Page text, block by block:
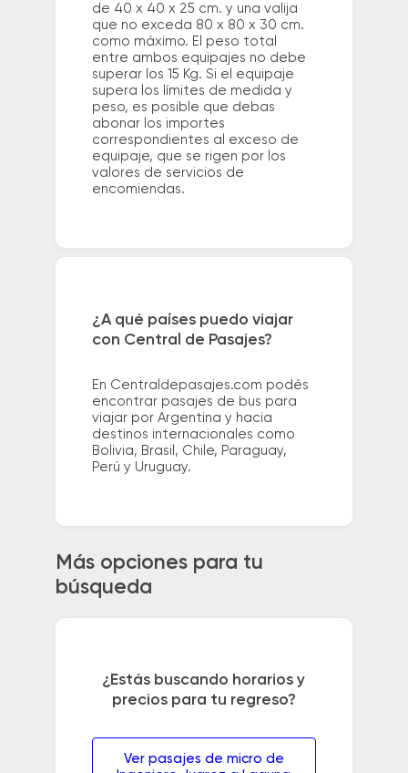
de 40 x 40 x 25 cm. y una valija
que no exceda 80 x 80 x 30 cm.
como máximo. El peso total
entre ambos equipajes no debe
superar los 15 Kg. Si el equipaje
supera los límites de medida y
peso, es posible que debas
abonar los importes
correspondientes al exceso de
equipaje, que se rigen por los
valores de servicios de
encomiendas.
¿A qué países puedo viajar
con Central de Pasajes?
En Centraldepasajes.com podés
encontrar pasajes de bus para
viajar por Argentina y hacia
destinos internacionales como
Bolivia, Brasil, Chile, Paraguay,
Perú y Uruguay.
Más opciones para tu
búsqueda
¿Estás buscando horarios y
precios para tu regreso?
Ver pasajes de micro de